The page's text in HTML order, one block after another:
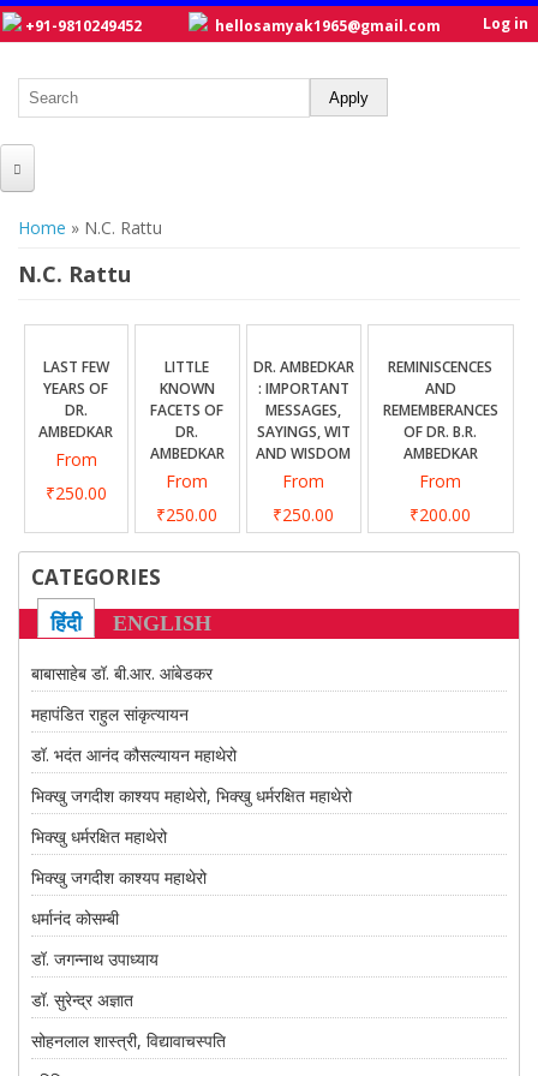
+91-9810249452 hellosamyak1965@gmail.com Log in
POSTERS
GALLERY
CONTACT US
You are here
Home » N.C. Rattu
N.C. Rattu
LAST FEW
YEARS OF
DR.
AMBEDKAR
From
₹250.00
LITTLE
KNOWN
FACETS OF
DR.
AMBEDKAR
From
₹250.00
DR. AMBEDKAR
: IMPORTANT
MESSAGES,
SAYINGS, WIT
AND WISDOM
From
₹250.00
REMINISCENCES
AND
REMEMBERANCES
OF DR. B.R.
AMBEDKAR
From
₹200.00
CATEGORIES
हिंदी ENGLISH
बाबासाहेब डॉ. बी.आर. आंबेडकर
महापंडित राहुल सांकृत्यायन
डॉ. भदंत आनंद कौसल्यायन महाथेरो
भिक्खु जगदीश काश्यप महाथेरो, भिक्खु धर्मरक्षित महाथेरो
भिक्खु धर्मरक्षित महाथेरो
भिक्खु जगदीश काश्यप महाथेरो
धर्मानंद कोसम्बी
डॉ. जगन्नाथ उपाध्याय
डॉ. सुरेन्द्र अज्ञात
सोहनलाल शास्त्री, विद्यावाचस्पति